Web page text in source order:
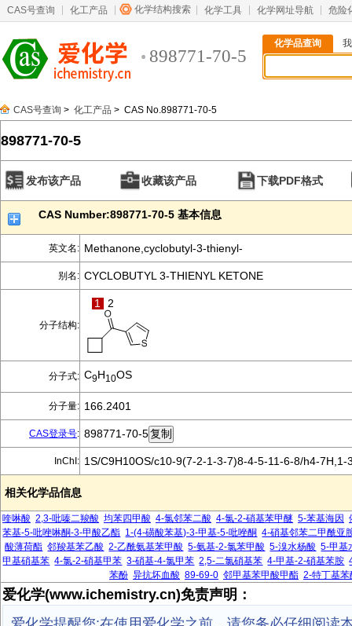
CAS号查询 化工产品 化学结构搜索 化学工具 化学网址导航 危险
898771-70-5
化学品查询
CAS号查询 > 化工产品 > CAS No.898771-70-5
898771-70-5
发布该产品 收藏该产品 下载PDF格式
CAS Number:898771-70-5 基本信息
英文名: Methanone,cyclobutyl-3-thienyl-
别名: CYCLOBUTYL 3-THIENYL KETONE
分子结构:
1 2
分子式: C9H10OS
分子量: 166.2401
CAS登录号: 898771-70-5
InChI: 1S/C9H10OS/c10-9(7-2-1-3-7)8-4-5-11-6-8/h4-7H,1-
相关化学品信息
喹啉酸 2,3-吡嗪二羧酸 均苯四甲酸 4-氯邻苯二酸 4-氯-2-硝基苯甲醚 5-苯基海因
苯基-5-吡唑啉酮-3-甲酸乙酯 1-(4-磺酸苯基)-3-甲基-5-吡唑酮 4-硝基邻苯二甲酰亚
酸薄荷酯 邻羧基苯乙酸 2-乙酰氨基苯甲酸 5-氨基-2-氯苯甲酸 5-溴水杨酸 5-甲基
甲基硝基苯 4-氯-2-硝基甲苯 3-硝基-4-氯甲苯 2,5-二氯硝基苯 4-甲基-2-硝基苯胺
苯酚 异抗坏血酸 89-69-0 邻甲基苯甲酸甲酯 2-特丁基苯
爱化学(www.ichemistry.cn)免责声明：